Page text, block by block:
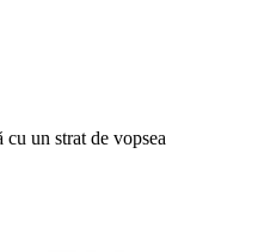
un strat de vopsea